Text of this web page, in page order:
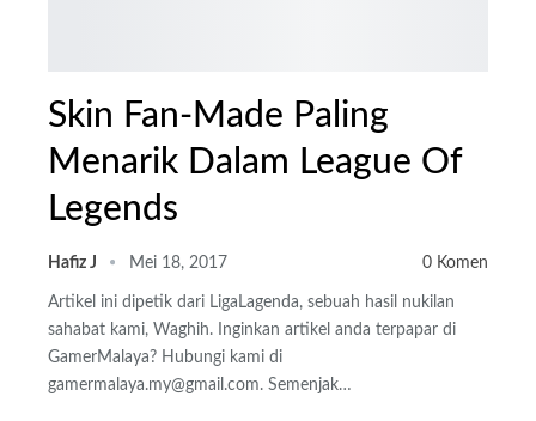
Skin Fan-Made Paling
Menarik Dalam League Of
Legends
Hafiz J Mei 18, 2017 0 Komen
Artikel ini dipetik dari LigaLagenda, sebuah hasil nukilan
sahabat kami, Waghih. Inginkan artikel anda terpapar di
GamerMalaya? Hubungi kami di
gamermalaya.my@gmail.com. Semenjak…